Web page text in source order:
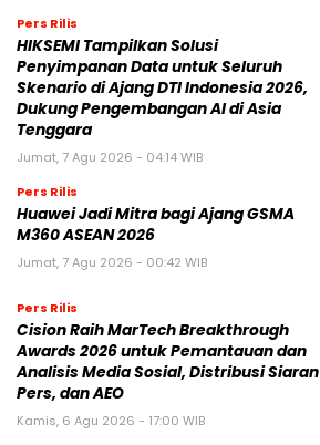
Pers Rilis
HIKSEMI Tampilkan Solusi
Penyimpanan Data untuk Seluruh
Skenario di Ajang DTI Indonesia 2026,
Dukung Pengembangan AI di Asia
Tenggara
Jumat, 7 Agu 2026 - 04:14 WIB
Pers Rilis
Huawei Jadi Mitra bagi Ajang GSMA
M360 ASEAN 2026
Jumat, 7 Agu 2026 - 00:42 WIB
Pers Rilis
Cision Raih MarTech Breakthrough
Awards 2026 untuk Pemantauan dan
Analisis Media Sosial, Distribusi Siaran
Pers, dan AEO
Kamis, 6 Agu 2026 - 17:00 WIB